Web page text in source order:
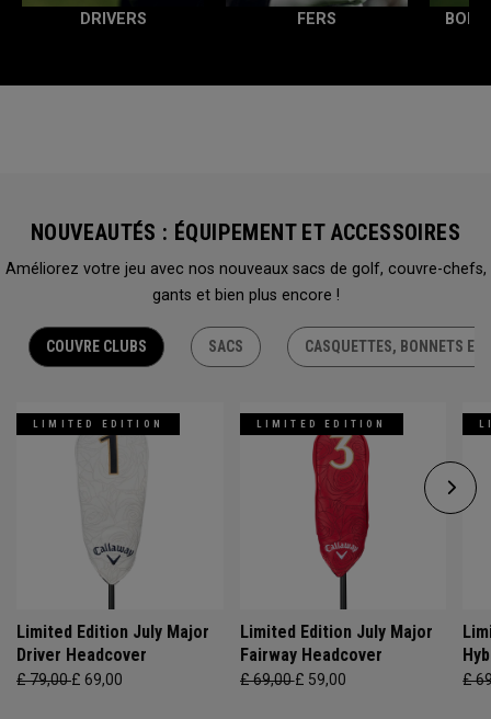
DRIVERS FERS BOIS
NOUVEAUTÉS : ÉQUIPEMENT ET ACCESSOIRES
Améliorez votre jeu avec nos nouveaux sacs de golf, couvre-chefs,
gants et bien plus encore !
COUVRE CLUBS SACS CASQUETTES, BONNETS ET
LIMITED EDITION
Limited Edition July Major
Driver Headcover
£ 79,00£ 69,00
LIMITED EDITION
Limited Edition July Major
Fairway Headcover
£ 69,00£ 59,00 £